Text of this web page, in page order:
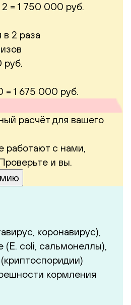
= 1 750 000 руб.
2 раза
= 1 675 000 руб.
расчёт для вашего
работают с нами,
и вы.
коронавирус),
(E. coli, сальмонеллы),
кормления